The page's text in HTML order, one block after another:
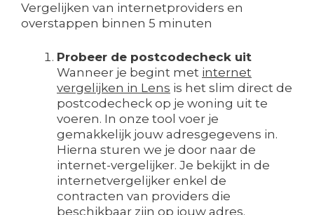
Vergelijken van internetproviders en
overstappen binnen 5 minuten
Probeer de postcodecheck uit
Wanneer je begint met internet
vergelijken in Lens is het slim direct de
postcodecheck op je woning uit te
voeren. In onze tool voer je
gemakkelijk jouw adresgegevens in.
Hierna sturen we je door naar de
internet-vergelijker. Je bekijkt in de
internetvergelijker enkel de
contracten van providers die
beschikbaar zijn op jouw adres.